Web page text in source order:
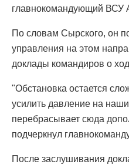
главнокомандующий ВСУ
По словам Сырского, он
управления на этом
доклады командиров о
"Обстановка остается
усилить давление на
перебрасывает сюда
подчеркнул
После заслушивания